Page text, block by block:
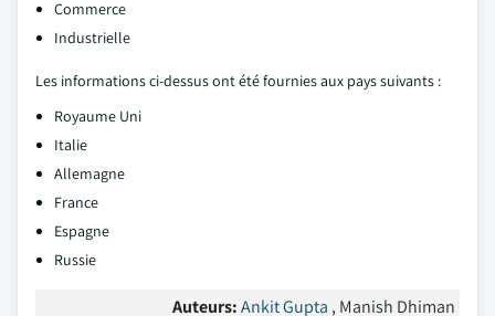
Commerce
Industrielle
Les informations ci-dessus ont été fournies aux pays suivants :
Royaume Uni
Italie
Allemagne
France
Espagne
Russie
Auteurs:Ankit Gupta , Manish Dhiman